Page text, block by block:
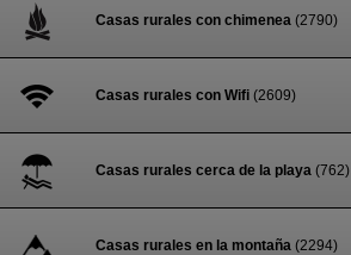
Casas rurales con chimenea (2790)
Casas rurales con Wifi (2609)
Casas rurales cerca de la playa (762)
Casas rurales en la montaña (2294)